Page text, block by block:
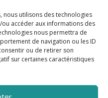
nous utilisons des technologies
accéder aux informations des
nous permettra de
de navigation ou les ID
ou de retirer son
sur certaines caractéristiques